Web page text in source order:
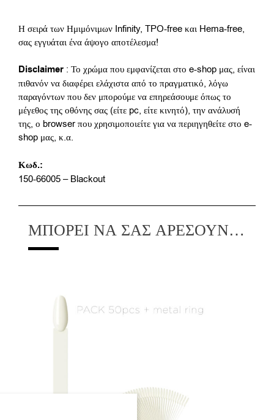
Η σειρά των Ημιμόνιμων Infinity, TPO-free και Hema-free,
σας εγγυάται ένα άψογο αποτέλεσμα!
Disclaimer : Το χρώμα που εμφανίζεται στο e-shop μας, είναι
πιθανόν να διαφέρει ελάχιστα από το πραγματικό, λόγω
παραγόντων που δεν μπορούμε να επηρεάσουμε όπως το
μέγεθος της οθόνης σας (είτε pc, είτε κινητό), την ανάλυσή
της, ο browser που χρησιμοποιείτε για να περιηγηθείτε στο e-
shop μας, κ.α.
Κωδ.:
150-66005 – Blackout
ΜΠΟΡΕΊ ΝΑ ΣΑΣ ΑΡΈΣΟΥΝ…